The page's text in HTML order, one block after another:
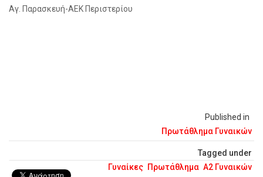
Published in
Πρωτάθλημα Γυναικών
Tagged under
Γυναίκες Πρωτάθλημα Α2 Γυναικών
Αγ. Παρασκευή-ΑΕΚ Περιστερίου